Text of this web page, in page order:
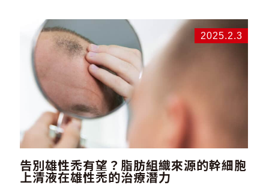
括： …
告別雄性禿有望？脂肪組織來源的幹細胞
上清液在雄性禿的治療潛力
2025.2.3